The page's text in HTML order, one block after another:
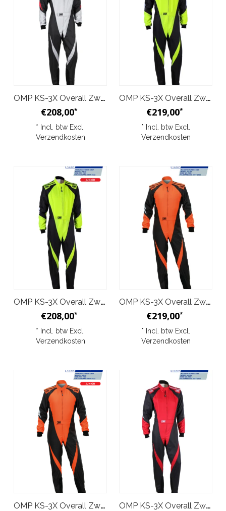
OMP KS-3X Overall Zwart Zilver Junior
€208,00*
* Incl. btw Excl.
Verzendkosten
OMP KS-3X Overall Zwart Geel
€219,00*
* Incl. btw Excl.
Verzendkosten
OMP KS-3X Overall Zwart Geel Junior
€208,00*
* Incl. btw Excl.
Verzendkosten
OMP KS-3X Overall Zwart Oranje
€219,00*
* Incl. btw Excl.
Verzendkosten
OMP KS-3X Overall Zwart Oranje Junior OMP KS-3X Overall Zwart Rood